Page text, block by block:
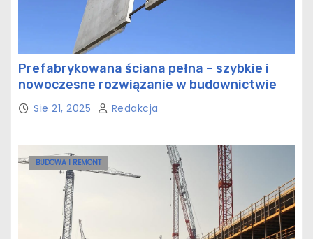
Prefabrykowana ściana pełna – szybkie i
nowoczesne rozwiązanie w budownictwie
Sie 21, 2025 Redakcja
BUDOWA I REMONT